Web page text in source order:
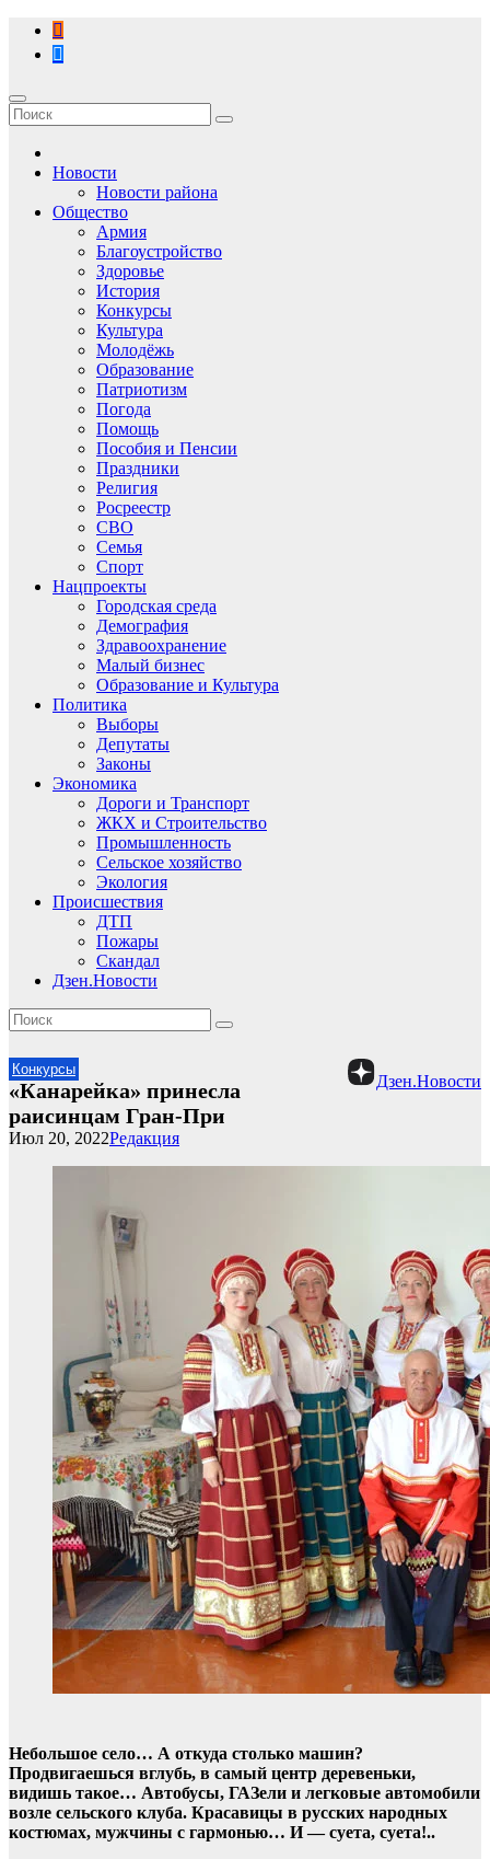
Перейти
содержимому
Новости
Новости района
Общество
Армия
Благоустройство
Здоровье
История
Конкурсы
Культура
Молодёжь
Образование
Патриотизм
Погода
Помощь
Пособия и Пенсии
Праздники
Религия
Росреестр
СВО
Семья
Спорт
Нацпроекты
Городская среда
Демография
Здравоохранение
Малый бизнес
Образование и Культура
Политика
Выборы
Депутаты
Законы
Экономика
Дороги и Транспорт
ЖКХ и Строительство
Промышленность
Сельское хозяйство
Экология
Происшествия
ДТП
Пожары
Скандал
Дзен.Новости
Конкурсы
Дзен.Новости
«Канарейка» принесла
раисинцам Гран-При
Редакция
Июл 20, 2022
Небольшое село… А откуда столько машин?
Продвигаешься вглубь, в самый центр деревеньки,
видишь такое… Автобусы, ГАЗели и легковые автомобили
возле сельского клуба. Красавицы в русских народных
костюмах, мужчины с гармонью… И — суета, суета!..